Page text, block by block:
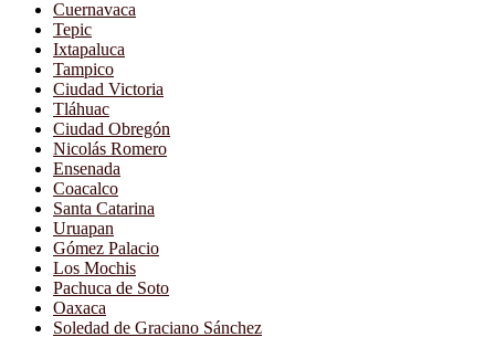
Cuernavaca
Tepic
Ixtapaluca
Tampico
Ciudad Victoria
Tláhuac
Ciudad Obregón
Nicolás Romero
Ensenada
Coacalco
Santa Catarina
Uruapan
Gómez Palacio
Los Mochis
Pachuca de Soto
Oaxaca
Soledad de Graciano Sánchez